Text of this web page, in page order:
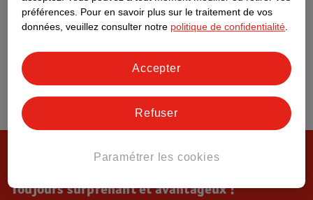
Toujours surprenant et avantageux !
préférences. Pour en savoir plus sur le traitement de vos
données, veuillez consulter notre politique de confidentialité
Paramétrer les cookies
Refuser
Accepter